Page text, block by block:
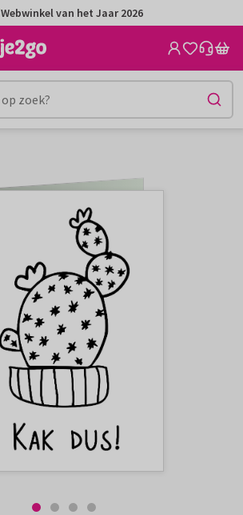
Webwinkel van het Jaar 2026